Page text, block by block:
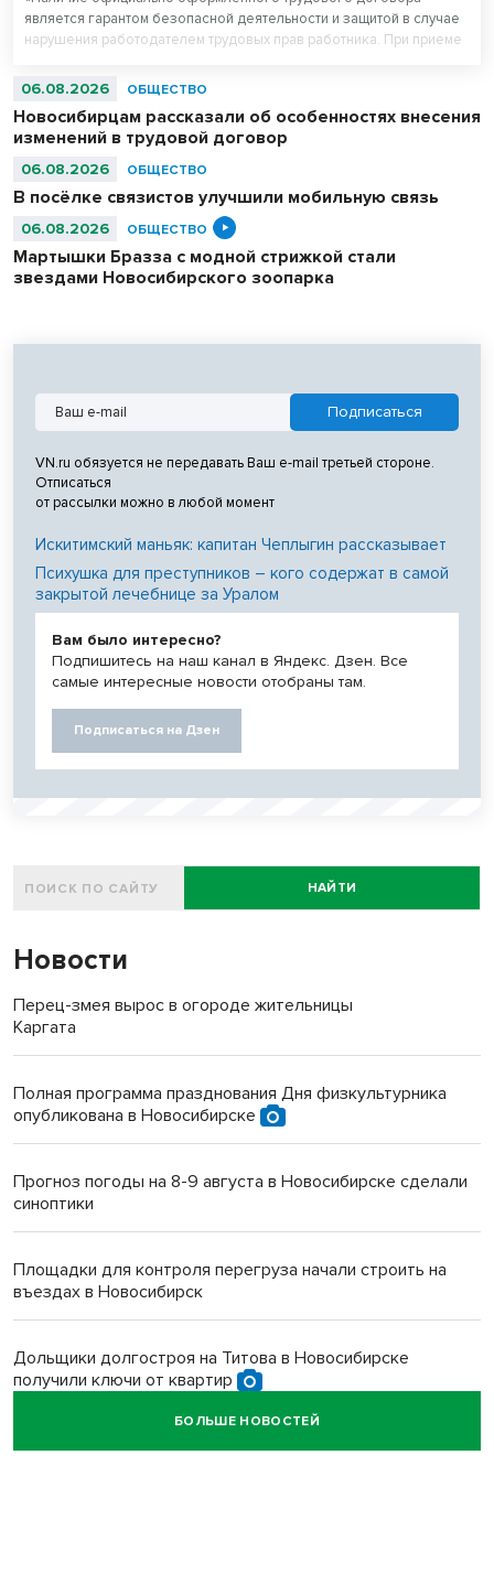
является гарантом безопасной деятельности и защитой в случае
нарушения работодателем трудовых прав работника. При приеме
договор», - рассказал руководитель Государственной инспекции
06.08.2026 ОБЩЕСТВО
Новосибирцам рассказали об особенностях внесения
изменений в трудовой договор
06.08.2026 ОБЩЕСТВО
В посёлке связистов улучшили мобильную связь
06.08.2026 ОБЩЕСТВО
Мартышки Бразза с модной стрижкой стали
звездами Новосибирского зоопарка
VN.ru обязуется не передавать Ваш e-mail третьей стороне.
Отписаться
от рассылки можно в любой момент
Искитимский маньяк: капитан Чеплыгин рассказывает
Психушка для преступников – кого содержат в самой
закрытой лечебнице за Уралом
Вам было интересно?
Подпишитесь на наш канал в Яндекс. Дзен. Все
самые интересные новости отобраны там.
Подписаться на Дзен
НАЙТИ
Новости
Перец-змея вырос в огороде жительницы
Каргата
Полная программа празднования Дня физкультурника
опубликована в Новосибирске
Прогноз погоды на 8-9 августа в Новосибирске сделали
синоптики
Площадки для контроля перегруза начали строить на
въездах в Новосибирск
Дольщики долгостроя на Титова в Новосибирске
получили ключи от квартир
БОЛЬШЕ НОВОСТЕЙ